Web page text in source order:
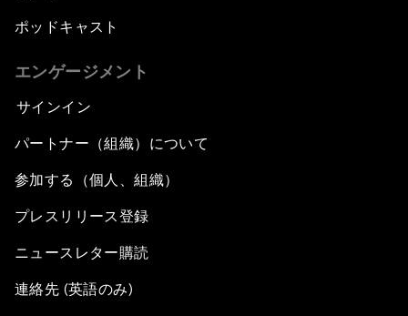
ポッドキャスト
エンゲージメント
サインイン
パートナー（組織）について
参加する（個人、組織）
プレスリリース登録
ニュースレター購読
連絡先 (英語のみ)